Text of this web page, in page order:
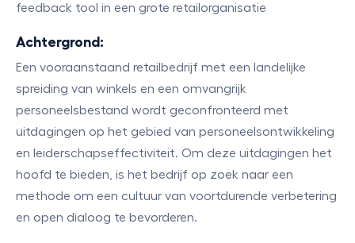
feedback tool in een grote retailorganisatie
Achtergrond:
Een vooraanstaand retailbedrijf met een landelijke
spreiding van winkels en een omvangrijk
personeelsbestand wordt geconfronteerd met
uitdagingen op het gebied van personeelsontwikkeling
en leiderschapseffectiviteit. Om deze uitdagingen het
hoofd te bieden, is het bedrijf op zoek naar een
methode om een cultuur van voortdurende verbetering
en open dialoog te bevorderen.